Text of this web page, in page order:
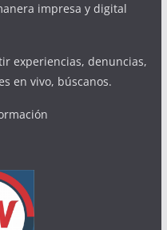
impresa y digital
experiencias, denuncias,
en vivo, búscanos.